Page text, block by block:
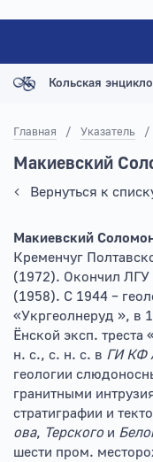
Кольская
Главная / Указатель /
Макиевский
Вернуться к
Макиевский
Кременчуг
(1972). Окончил ЛГУ
(1958). С 1944 –
«Укргеолнеруд », в
Ёнской эксп.
н. с., с. н. с. в ГИ КФ
геологии
гранитными
стратиграфии и
ова, Терского и
шести пром.